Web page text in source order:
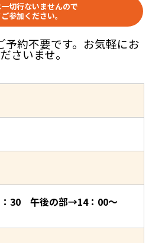
切行ないませんので
参加ください。
予約不要です。お気軽にお
さいませ。
30 午後の部→14：00～